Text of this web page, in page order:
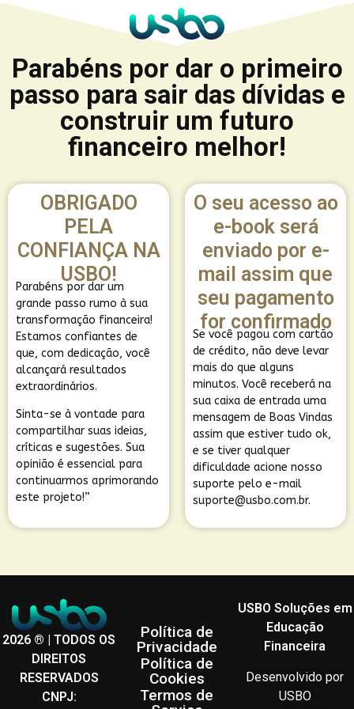
Parabéns por dar o primeiro
passo para sair das dívidas e
construir um futuro
financeiro melhor!
OBRIGADO
PELA
CONFIANÇA NA
USBO!
Parabéns por dar um
grande passo rumo à sua
transformação financeira!
Estamos confiantes de
que, com dedicação, você
alcançará resultados
extraordinários.
Sinta-se à vontade para
compartilhar suas ideias,
críticas e sugestões. Sua
opinião é essencial para
continuarmos aprimorando
este projeto!”
O seu acesso ao
e-book será
enviado por e-
mail assim que
seu pagamento
for confirmado
Se você pagou com cartão
de crédito, não deve levar
mais do que alguns
minutos. Você receberá na
sua caixa de entrada uma
mensagem de Boas Vindas
assim que estiver tudo ok,
e se tiver qualquer
dificuldade acione nosso
suporte pelo e-mail
suporte@usbo.com.br.
2026 ® | TODOS OS
DIREITOS
RESERVADOS
CNPJ:
Política de
Privacidade
Política de
Cookies
Termos de
USBO Soluções em
Educação
Financeira
Desenvolvido por
USBO